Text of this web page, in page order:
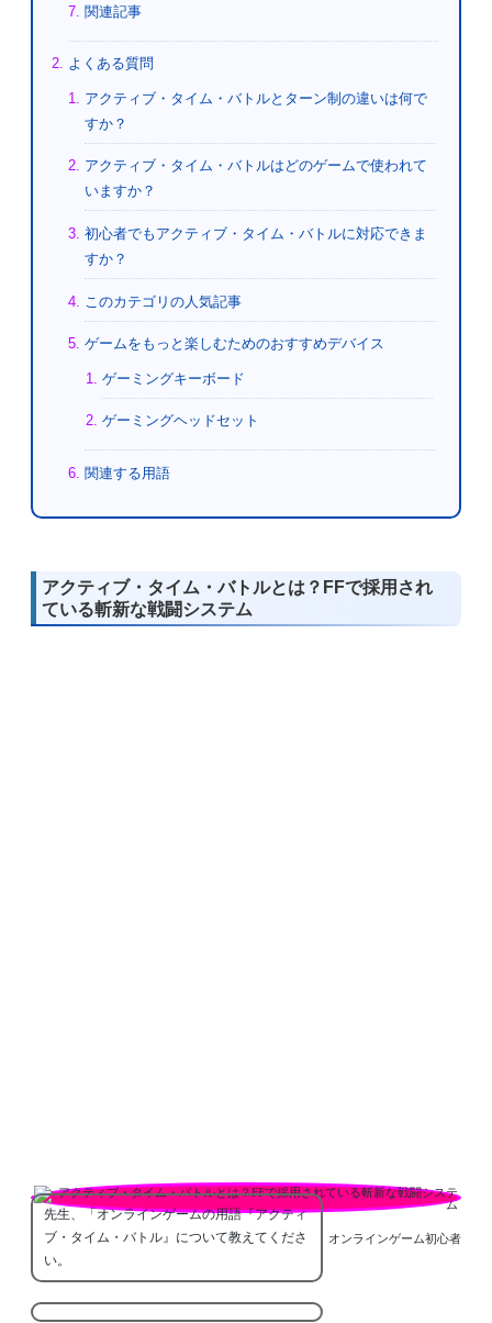
関連記事
よくある質問
アクティブ・タイム・バトルとターン制の違いは何で
すか？
アクティブ・タイム・バトルはどのゲームで使われて
いますか？
初心者でもアクティブ・タイム・バトルに対応できま
すか？
このカテゴリの人気記事
ゲームをもっと楽しむためのおすすめデバイス
ゲーミングキーボード
ゲーミングヘッドセット
関連する用語
アクティブ・タイム・バトルとは？FFで採用され
ている斬新な戦闘システム
オンラインゲーム初心者
先生、「オンラインゲームの用語『アクティ
ブ・タイム・バトル』について教えてくださ
い。